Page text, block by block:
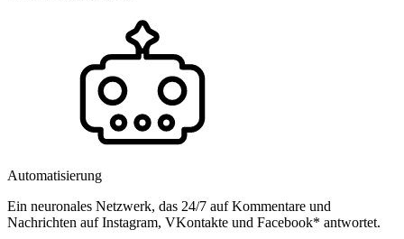
Automatisierung
Ein neuronales Netzwerk, das 24/7 auf Kommentare und
Nachrichten auf Instagram, VKontakte und Facebook* antwortet.